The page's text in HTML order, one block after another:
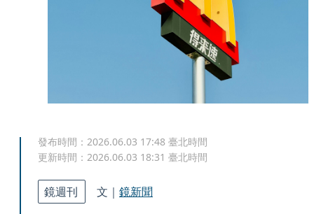
發布時間： 2026.06.03 17:48 臺北時間
更新時間： 2026.06.03 18:31 臺北時間
鏡週刊 文｜ 鏡新聞